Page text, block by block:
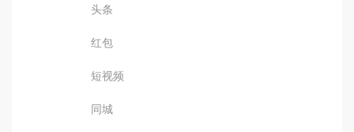
头条
红包
短视频
同城